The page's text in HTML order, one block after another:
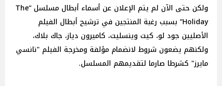
ولكن حتى الآن لم يتم الإعلان عن أسماء أبطال مسلسل “The
Holiday” بسبب رغبة المنتجين في ترشيح أبطال الفيلم
الأصليين جود لو، كيت وينسليت، كاميرون دياز، جاك بلاك،
ولكنهم يضعون شروط لانضمام مؤلفة ومخرجة الفيلم "نانسي
مايرز" كشرطا صارما لتقديمهم المسلسل.